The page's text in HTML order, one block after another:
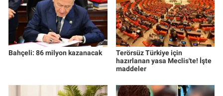
Bahçeli: 86 milyon kazanacak
Terörsüz Türkiye için
hazırlanan yasa Meclis'te! İşte
maddeler